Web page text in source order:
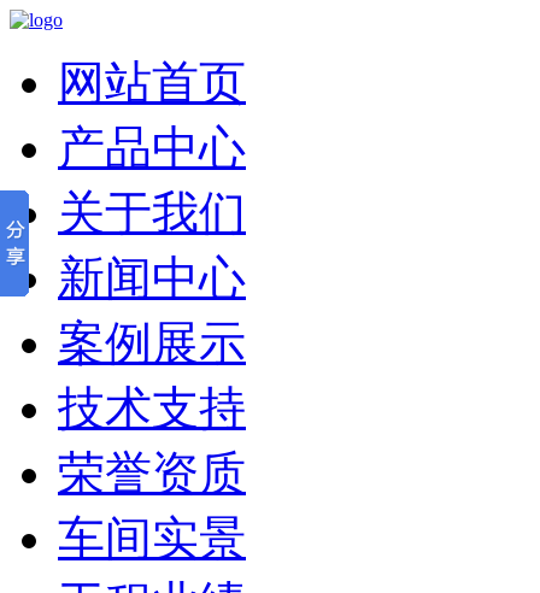
网站首页
产品中心
关于我们
新闻中心
案例展示
技术支持
荣誉资质
车间实景